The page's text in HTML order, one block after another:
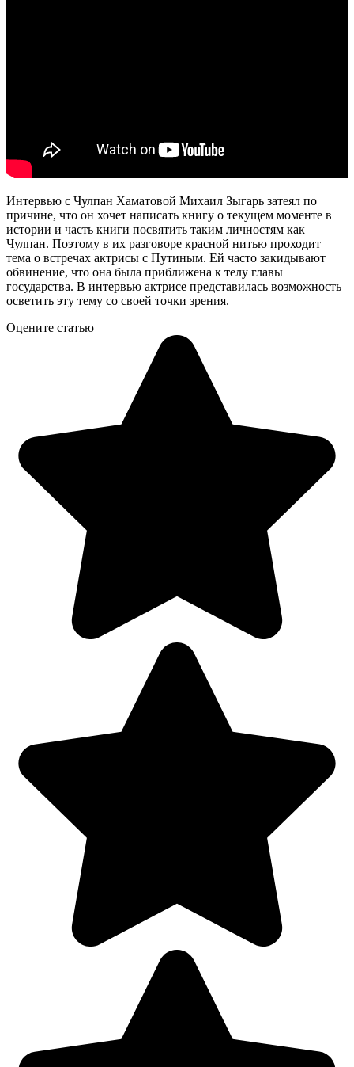
Интервью с Чулпан Хаматовой Михаил Зыгарь затеял по
причине, что он хочет написать книгу о текущем моменте в
истории и часть книги посвятить таким личностям как
Чулпан. Поэтому в их разговоре красной нитью проходит
тема о встречах актрисы с Путиным. Ей часто закидывают
обвинение, что она была приближена к телу главы
государства. В интервью актрисе представилась возможность
осветить эту тему со своей точки зрения.
Оцените статью